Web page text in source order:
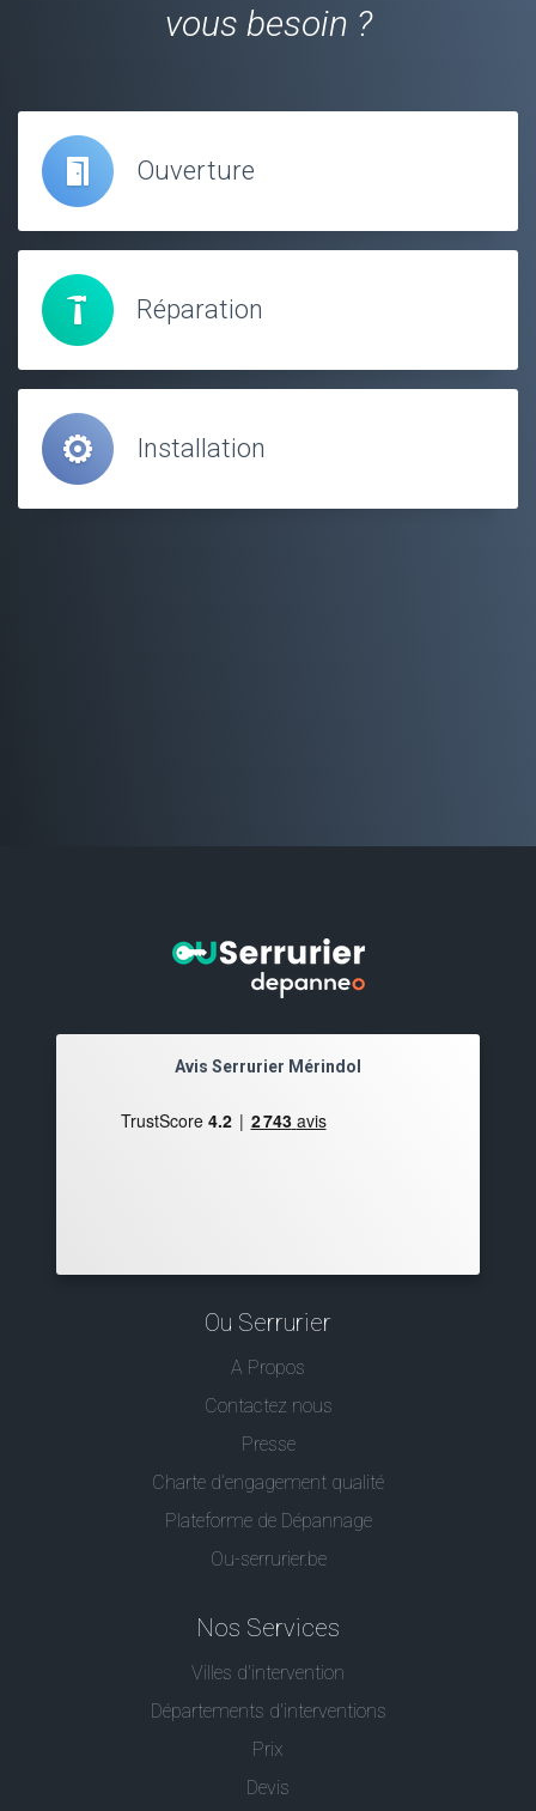
vous besoin ?
Ouverture
Réparation
Installation
Avis Serrurier Mérindol
Ou Serrurier
A Propos
Contactez nous
Presse
Charte d’engagement qualité
Plateforme de Dépannage
Ou-serrurier.be
Nos Services
Villes d'intervention
Départements d'interventions
Prix
Devis